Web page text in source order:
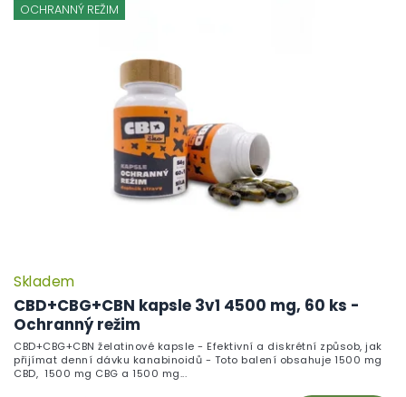
OCHRANNÝ REŽIM
CBD+CBG+CBN kapsle 3v1 4500 mg, 60 ks -
Ochranný režim
Skladem
CBD+CBG+CBN želatinové kapsle - Efektivní a diskrétní způsob, jak
přijímat denní dávku kanabinoidů - Toto balení obsahuje 1500 mg
CBD, 1500 mg CBG a 1500 mg...